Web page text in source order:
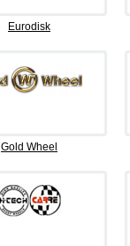
Eurodisk
Gold Wheel